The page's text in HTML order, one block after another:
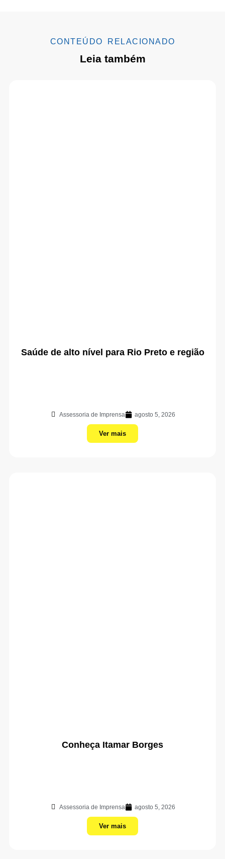
CONTEÚDO RELACIONADO
Leia também
Saúde de alto nível para Rio Preto e região
Assessoria de Imprensa agosto 5, 2026
Ver mais
Conheça Itamar Borges
Assessoria de Imprensa agosto 5, 2026
Ver mais